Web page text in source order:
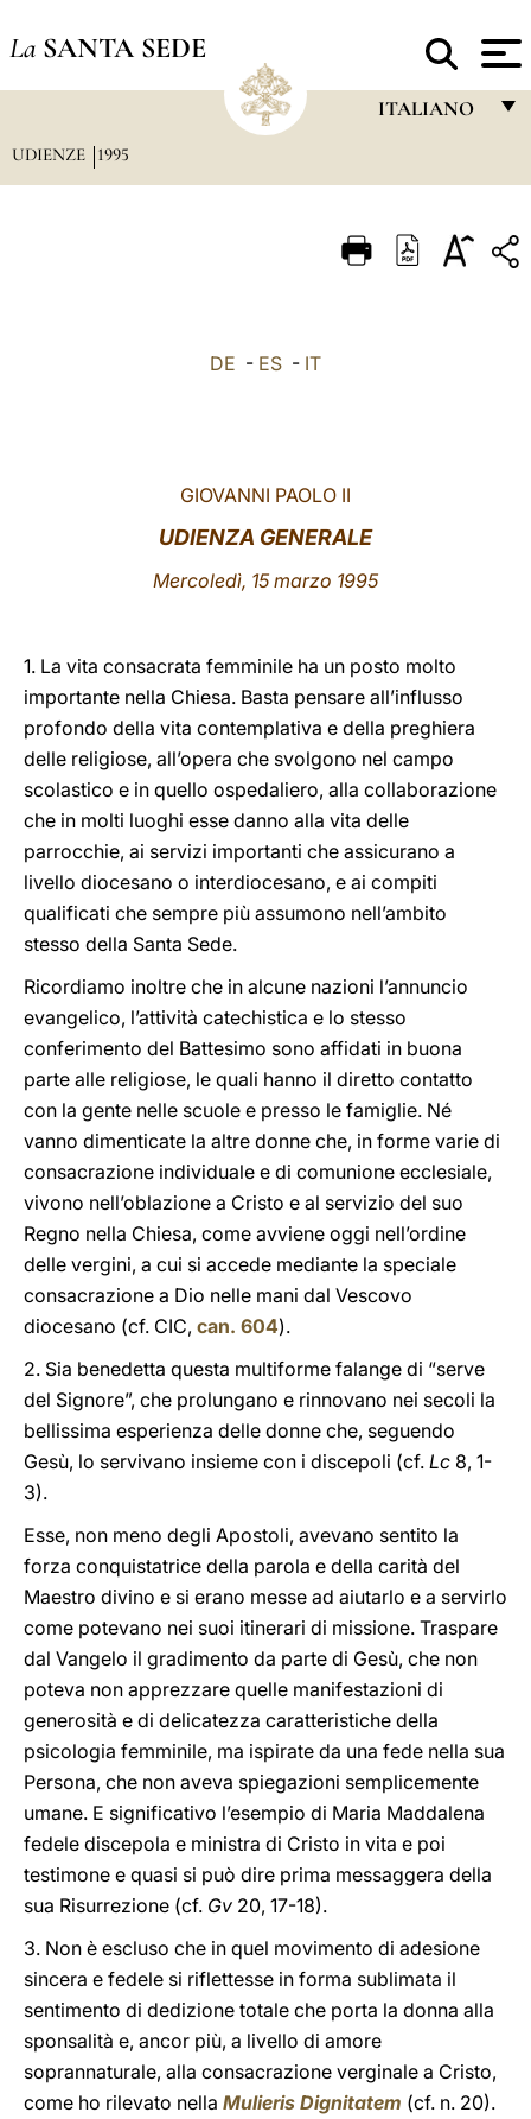
La SANTA SEDE
ITALIANO
ITALIANO
LATINE
UDIENZE 1995
DE - ES - IT
GIOVANNI PAOLO II
UDIENZA GENERALE
Mercoledì, 15 marzo 1995
1. La vita consacrata femminile ha un posto molto
importante nella Chiesa. Basta pensare all’influsso
profondo della vita contemplativa e della preghiera
delle religiose, all’opera che svolgono nel campo
scolastico e in quello ospedaliero, alla collaborazione
che in molti luoghi esse danno alla vita delle
parrocchie, ai servizi importanti che assicurano a
livello diocesano o interdiocesano, e ai compiti
qualificati che sempre più assumono nell’ambito
stesso della Santa Sede.
Ricordiamo inoltre che in alcune nazioni l’annuncio
evangelico, l’attività catechistica e lo stesso
conferimento del Battesimo sono affidati in buona
parte alle religiose, le quali hanno il diretto contatto
con la gente nelle scuole e presso le famiglie. Né
vanno dimenticate la altre donne che, in forme varie di
consacrazione individuale e di comunione ecclesiale,
vivono nell’oblazione a Cristo e al servizio del suo
Regno nella Chiesa, come avviene oggi nell’ordine
delle vergini, a cui si accede mediante la speciale
consacrazione a Dio nelle mani dal Vescovo
diocesano (cf. CIC, can. 604).
2. Sia benedetta questa multiforme falange di “serve
del Signore”, che prolungano e rinnovano nei secoli la
bellissima esperienza delle donne che, seguendo
Gesù, lo servivano insieme con i discepoli (cf. Lc 8, 1-
3).
Esse, non meno degli Apostoli, avevano sentito la
forza conquistatrice della parola e della carità del
Maestro divino e si erano messe ad aiutarlo e a servirlo
come potevano nei suoi itinerari di missione. Traspare
dal Vangelo il gradimento da parte di Gesù, che non
poteva non apprezzare quelle manifestazioni di
generosità e di delicatezza caratteristiche della
psicologia femminile, ma ispirate da una fede nella sua
Persona, che non aveva spiegazioni semplicemente
umane. E significativo l’esempio di Maria Maddalena
fedele discepola e ministra di Cristo in vita e poi
testimone e quasi si può dire prima messaggera della
sua Risurrezione (cf. Gv 20, 17-18).
3. Non è escluso che in quel movimento di adesione
sincera e fedele si riflettesse in forma sublimata il
sentimento di dedizione totale che porta la donna alla
sponsalità e, ancor più, a livello di amore
soprannaturale, alla consacrazione verginale a Cristo,
come ho rilevato nella Mulieris Dignitatem (cf. n. 20).